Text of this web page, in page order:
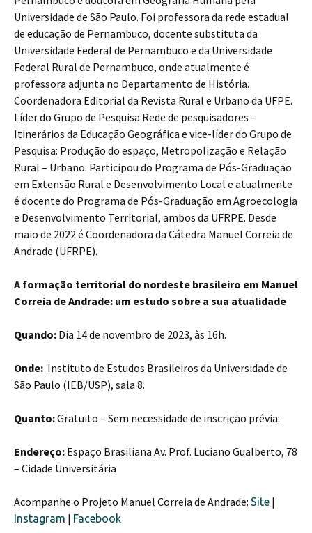
Universidade de São Paulo. Foi professora da rede estadual
de educação de Pernambuco, docente substituta da
Universidade Federal de Pernambuco e da Universidade
Federal Rural de Pernambuco, onde atualmente é
professora adjunta no Departamento de História.
Coordenadora Editorial da Revista Rural e Urbano da UFPE.
Líder do Grupo de Pesquisa Rede de pesquisadores –
Itinerários da Educação Geográfica e vice-líder do Grupo de
Pesquisa: Produção do espaço, Metropolização e Relação
Rural – Urbano. Participou do Programa de Pós-Graduação
em Extensão Rural e Desenvolvimento Local e atualmente
é docente do Programa de Pós-Graduação em Agroecologia
e Desenvolvimento Territorial, ambos da UFRPE. Desde
maio de 2022 é Coordenadora da Cátedra Manuel Correia de
Andrade (UFRPE).
A formação territorial do nordeste brasileiro em Manuel
Correia de Andrade: um estudo sobre a sua atualidade
Quando: Dia 14 de novembro de 2023, às 16h.
Onde: Instituto de Estudos Brasileiros da Universidade de
São Paulo (IEB/USP), sala 8.
Quanto:Gratuito – Sem necessidade de inscrição prévia.
Endereço: Espaço Brasiliana Av. Prof. Luciano Gualberto, 78
– Cidade Universitária
Acompanhe o Projeto Manuel Correia de Andrade: Site |
Instagram | Facebook